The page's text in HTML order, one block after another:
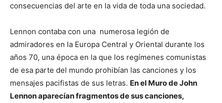
consecuencias del arte en la vida de toda una sociedad.
Lennon contaba con una numerosa legión de
admiradores en la Europa Central y Oriental durante los
años 70, una época en la que los regímenes comunistas
de esa parte del mundo prohibían las canciones y los
mensajes pacifistas de sus letras. En el Muro de John
Lennon aparecían fragmentos de sus canciones,